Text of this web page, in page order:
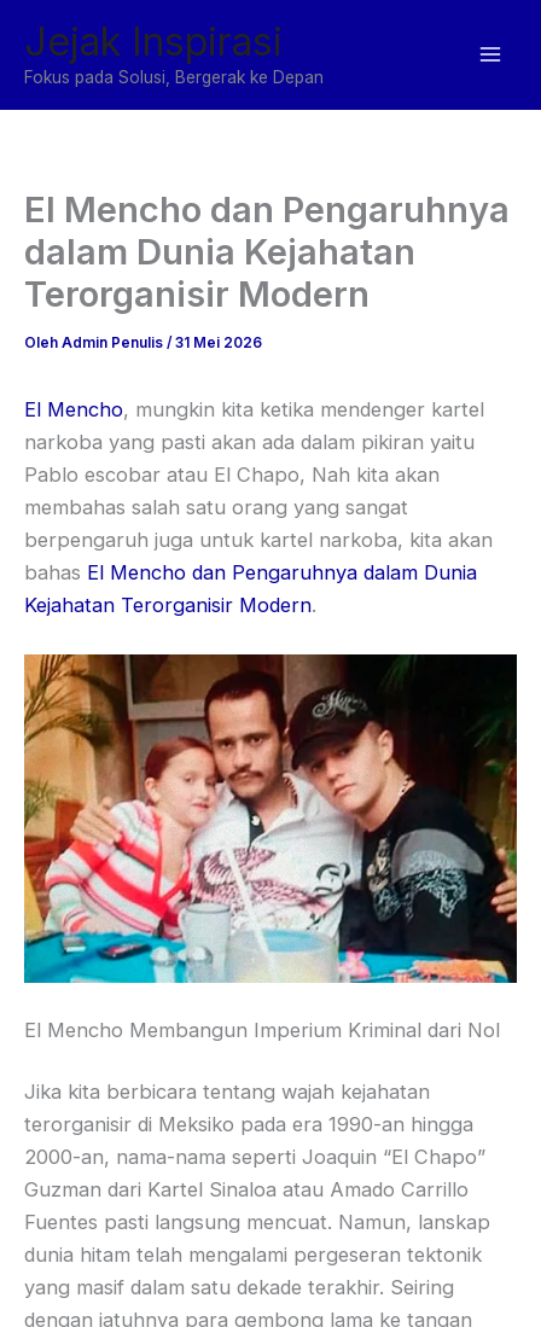
konten
Jejak Inspirasi
Fokus pada Solusi, Bergerak ke Depan
El Mencho dan Pengaruhnya
dalam Dunia Kejahatan
Terorganisir Modern
Oleh Admin Penulis / 31 Mei 2026
El Mencho, mungkin kita ketika mendenger kartel
narkoba yang pasti akan ada dalam pikiran yaitu
Pablo escobar atau El Chapo, Nah kita akan
membahas salah satu orang yang sangat
berpengaruh juga untuk kartel narkoba, kita akan
bahas El Mencho dan Pengaruhnya dalam Dunia
Kejahatan Terorganisir Modern.
El Mencho Membangun Imperium Kriminal dari Nol
Jika kita berbicara tentang wajah kejahatan
terorganisir di Meksiko pada era 1990-an hingga
2000-an, nama-nama seperti Joaquin “El Chapo”
Guzman dari Kartel Sinaloa atau Amado Carrillo
Fuentes pasti langsung mencuat. Namun, lanskap
dunia hitam telah mengalami pergeseran tektonik
yang masif dalam satu dekade terakhir. Seiring
dengan jatuhnya para gembong lama ke tangan